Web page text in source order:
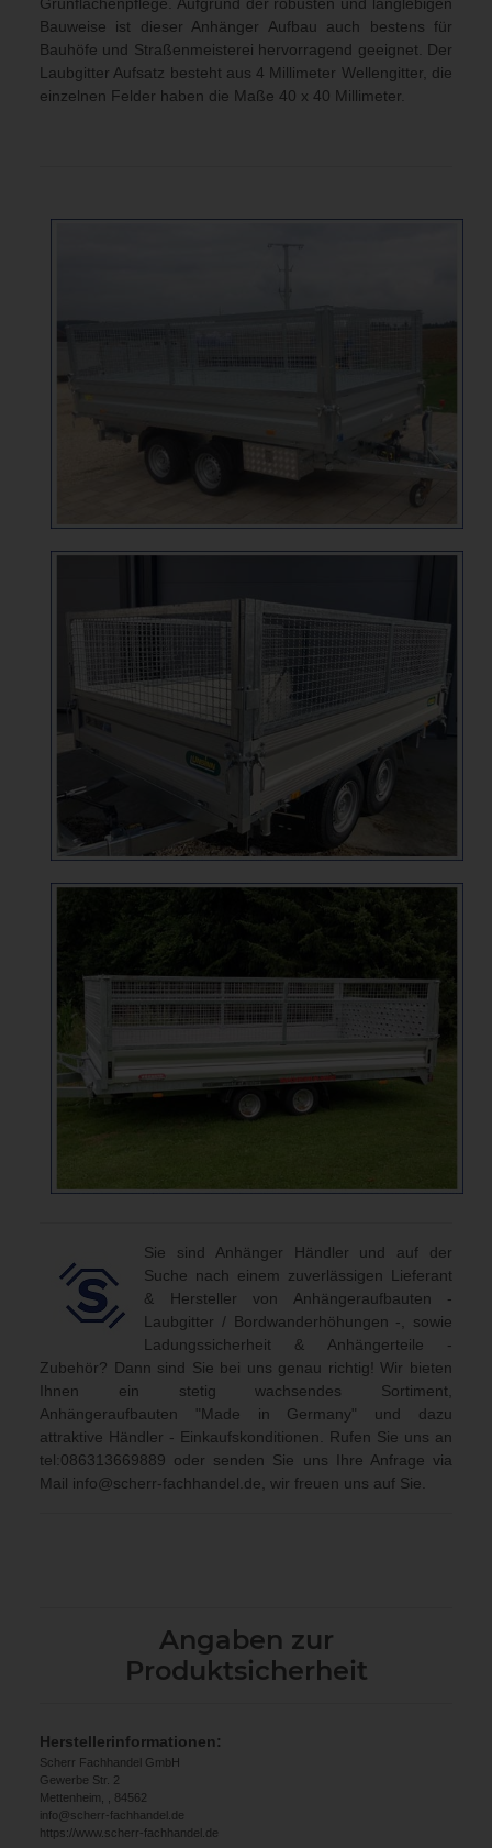
Bauweise ist dieser Anhänger Aufbau auch bestens für
Bauhöfe und Straßenmeisterei hervorragend geeignet. Der
Laubgitter Aufsatz besteht aus 4 Millimeter Wellengitter, die
einzelnen Felder haben die Maße 40 x 40 Millimeter.
Sie sind Anhänger Händler und auf der
Suche nach einem zuverlässigen Lieferant
& Hersteller von Anhängeraufbauten -
Laubgitter / Bordwanderhöhungen -, sowie
Ladungssicherheit & Anhängerteile -
Zubehör? Dann sind Sie bei uns genau richtig! Wir bieten
Ihnen ein stetig wachsendes Sortiment,
Anhängeraufbauten "Made in Germany" und dazu
attraktive Händler - Einkaufskonditionen. Rufen Sie uns an
tel:086313669889 oder senden Sie uns Ihre Anfrage via
Mail info@scherr-fachhandel.de , wir freuen uns auf Sie.
Angaben zur
Produktsicherheit
Herstellerinformationen:
Scherr Fachhandel GmbH
Gewerbe Str. 2
Mettenheim, , 84562
info@scherr-fachhandel.de
https://www.scherr-fachhandel.de